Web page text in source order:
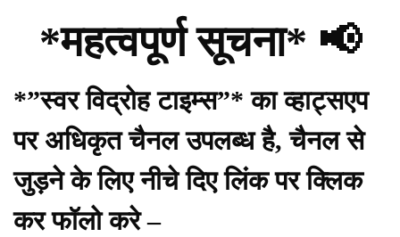
*महत्वपूर्ण सूचना* 📢
*”स्वर विद्रोह टाइम्स”* का व्हाट्सएप
पर अधिकृत चैनल उपलब्ध है, चैनल से
जुड़ने के लिए नीचे दिए लिंक पर क्लिक
कर फॉलो करे –